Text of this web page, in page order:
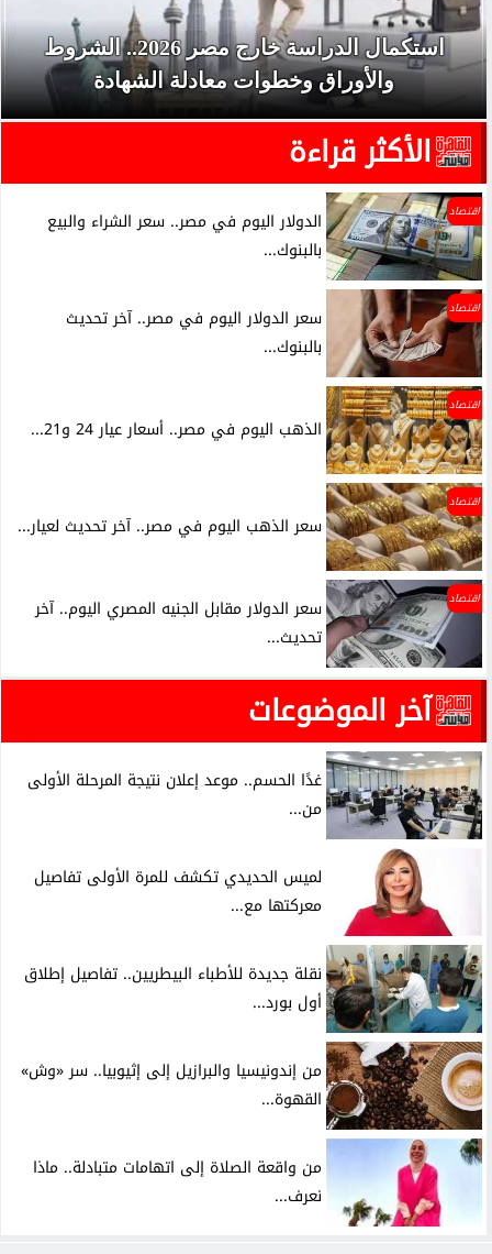
استكمال الدراسة خارج مصر 2026.. الشروط
والأوراق وخطوات معادلة الشهادة
الأكثر قراءة
اقتصاد
الدولار اليوم في مصر.. سعر الشراء والبيع
بالبنوك...
اقتصاد
سعر الدولار اليوم في مصر.. آخر تحديث
بالبنوك...
اقتصاد
الذهب اليوم في مصر.. أسعار عيار 24 و21...
اقتصاد
سعر الذهب اليوم في مصر.. آخر تحديث لعيار...
اقتصاد
سعر الدولار مقابل الجنيه المصري اليوم.. آخر
تحديث...
آخر الموضوعات
غدًا الحسم.. موعد إعلان نتيجة المرحلة الأولى
من...
لميس الحديدي تكشف للمرة الأولى تفاصيل
معركتها مع...
نقلة جديدة للأطباء البيطريين.. تفاصيل إطلاق
أول بورد...
من إندونيسيا والبرازيل إلى إثيوبيا.. سر «وش»
القهوة...
من واقعة الصلاة إلى اتهامات متبادلة.. ماذا
نعرف...